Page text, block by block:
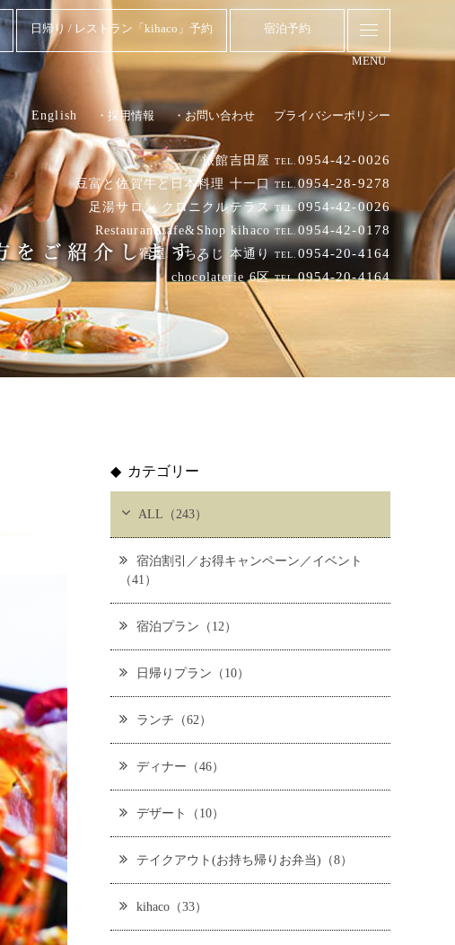
日帰り / レストラン「kihaco」予約 宿泊予約
MENU
旅館吉田屋TEL. 0954-42-0026
豆富と佐賀牛と日本料理 十一口TEL. 0954-28-9278
足湯サロン クロニクルテラスTEL.0954-42-0026
RestaurantCafe&Shop kihacoTEL. 0954-42-0178
宿屋 うちろじ 本通りTEL. 0954-20-4164
chocolaterie 6区TEL.0954-20-4164
English ・採用情報 ・お問い合わせ プライバシーポリシー
カテゴリー
ALL（243）
宿泊割引／お得キャンペーン／イベント
（41）
宿泊プラン（12）
日帰りプラン（10）
ランチ（62）
ディナー（46）
デザート（10）
テイクアウト(お持ち帰りお弁当)（8）
kihaco（33）